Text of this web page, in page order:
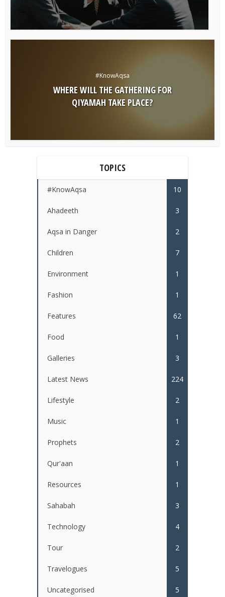
#KnowAqsa
WHERE WILL THE GATHERING FOR
QIYAMAH TAKE PLACE?
TOPICS
#KnowAqsa 10
Ahadeeth 3
Aqsa in Danger 2
Children 7
Environment 1
Fashion 1
Features 62
Food 1
Galleries 3
Latest News 224
Lifestyle 2
Music 1
Prophets 2
Qur'aan 1
Resources 1
Sahabah 3
Technology 4
Tour 2
Travelogues 5
Uncategorised 5